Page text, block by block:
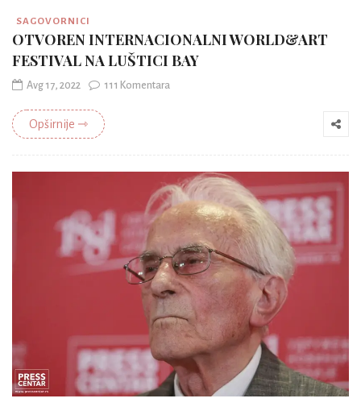
SAGOVORNICI
OTVOREN INTERNACIONALNI WORLD&ART
FESTIVAL NA LUŠTICI BAY
Avg 17, 2022 111 Komentara
Opširnije ⇾